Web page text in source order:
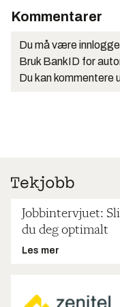
Kommentarer
Du må være
Bruk BankID for
Du kan kommentere
Jobbintervjuet:
du deg optimalt
Les mer